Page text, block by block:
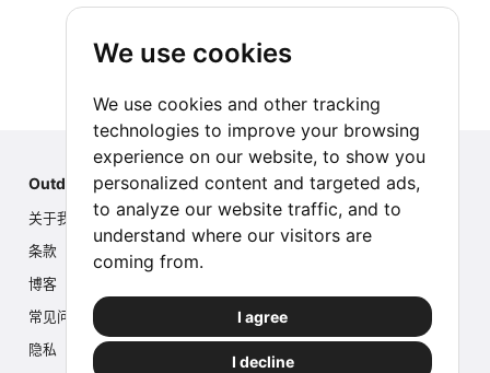
We use cookies
We use cookies and other tracking
technologies to improve your browsing
experience on our website, to show you
personalized content and targeted ads,
to analyze our website traffic, and to
understand where our visitors are
coming from.
I agree
I decline
Outdoor Index
关于我们
条款
博客
常见问题
隐私